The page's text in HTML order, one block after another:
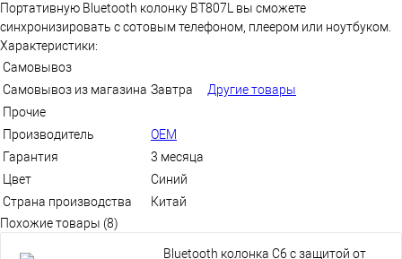
Портативную Bluetooth колонку BT807L вы сможете
синхронизировать с сотовым телефоном, плеером или ноутбуком.
Характеристики:
Самовывоз
Самовывоз из магазина Завтра
Другие товары
Прочие
Производитель
OEM
Гарантия
3 месяца
Цвет
Синий
Страна производства
Китай
Похожие товары (8)
Bluetooth колонка C6 с защитой от